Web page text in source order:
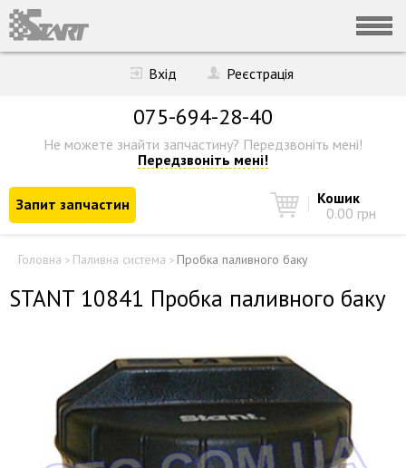
Вхід Реєстрація
075-694-28-40
Не можете знайти запчастину? Передзвоніть мені!
Передзвоніть мені!
Запит запчастин
Кошик
0.00 грн
Головна > Паливна система > Пробка паливного баку
STANT 10841 Пробка паливного баку